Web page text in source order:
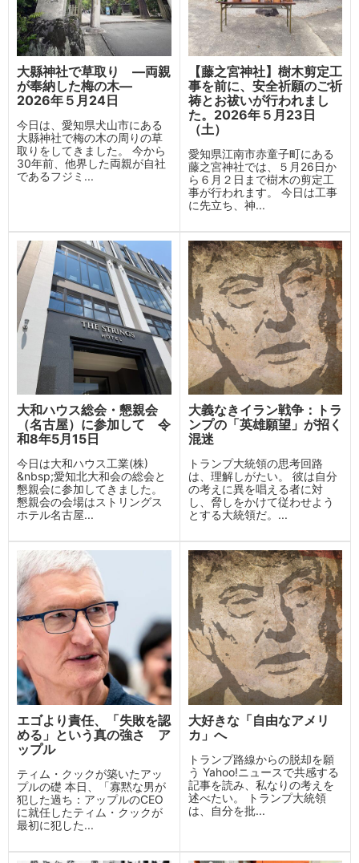
大縣神社で草取り ―両親
が奉納した梅の木―
2026年５月24日
今日は、愛知県犬山市にある
大縣神社で梅の木の周りの草
取りをしてきました。 今から
30年前、他界した両親が自社
であるフジミ...
【藤之宮神社】樹木剪定工
事を前に、安全祈願のご祈
祷とお祓いが行われまし
た。2026年５月23日
（土）
愛知県江南市赤童子町にある
藤之宮神社では、５月26日か
ら６月２日まで樹木の剪定工
事が行われます。 今日は工事
に先立ち、神...
大和ハウス総会・懇親会
（名古屋）に参加して 令
和8年5月15日
今日は大和ハウス工業(株)
&nbsp;愛知北大和会の総会と
懇親会に参加してきました。
懇親会の会場はストリングス
ホテル名古屋...
大義なきイラン戦争：トラ
ンプの「英雄願望」が招く
混迷
トランプ大統領の思考回路
は、理解しがたい。 彼は自分
の考えに異を唱える者に対
し、脅しをかけて従わせよう
とする大統領だ。...
エゴより責任、「失敗を認
める」という真の強さ ア
ップル
ティム・クックが築いたアッ
プルの礎 本日、「寡黙な男が
犯した過ち：アップルのCEO
に就任したティム・クックが
最初に犯した...
大好きな「自由なアメリ
カ」へ
トランプ路線からの脱却を願
う Yahoo!ニュースで共感する
記事を読み、私なりの考えを
述べたい。 トランプ大統領
は、自分を批...